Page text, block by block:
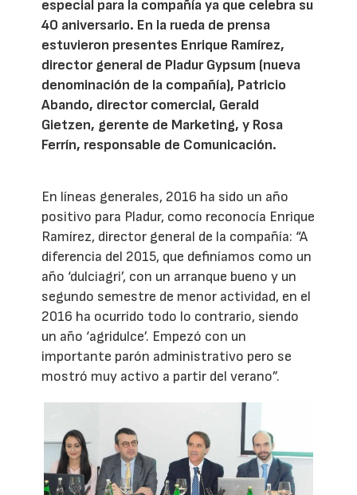
especial para la compañía ya que celebra su
40 aniversario. En la rueda de prensa
estuvieron presentes Enrique Ramírez,
director general de Pladur Gypsum (nueva
denominación de la compañía), Patricio
Abando, director comercial, Gerald
Gietzen, gerente de Marketing, y Rosa
Ferrín, responsable de Comunicación.
En líneas generales, 2016 ha sido un año
positivo para Pladur, como reconocía Enrique
Ramírez, director general de la compañía: “A
diferencia del 2015, que definíamos como un
año ‘dulciagri’, con un arranque bueno y un
segundo semestre de menor actividad, en el
2016 ha ocurrido todo lo contrario, siendo
un año ‘agridulce’. Empezó con un
importante parón administrativo pero se
mostró muy activo a partir del verano”.